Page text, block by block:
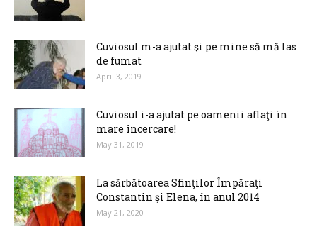
Cuviosul m-a ajutat şi pe mine să mă las
de fumat
April 3, 2019
Cuviosul i-a ajutat pe oamenii aflaţi în
mare încercare!
May 31, 2019
La sărbătoarea Sfinţilor Împăraţi
Constantin şi Elena, în anul 2014
May 21, 2020